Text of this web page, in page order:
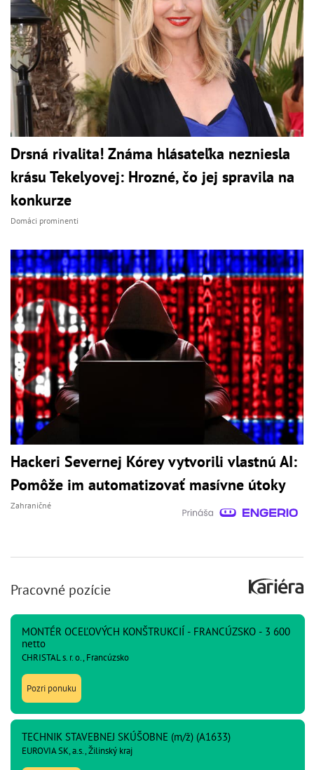
Drsná rivalita! Známa hlásateľka nezniesla
krásu Tekelyovej: Hrozné, čo jej spravila na
konkurze
Domáci prominenti
Hackeri Severnej Kórey vytvorili vlastnú AI:
Pomôže im automatizovať masívne útoky
Zahraničné
Pracovné pozície
MONTÉR OCEĽOVÝCH KONŠTRUKCIÍ - FRANCÚZSKO - 3 600
netto
CHRISTAL s. r. o., Francúzsko
Pozri ponuku
TECHNIK STAVEBNEJ SKÚŠOBNE (m/ž) (A1633)
EUROVIA SK, a.s., Žilinský kraj